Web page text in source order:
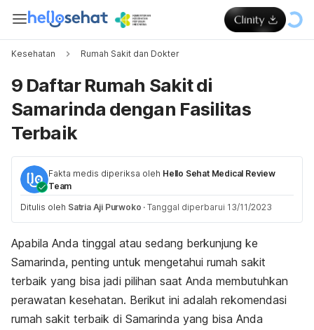
Kesehatan Rumah Sakit dan Dokter
9 Daftar Rumah Sakit di
Samarinda dengan Fasilitas
Terbaik
Fakta medis diperiksa oleh Hello Sehat Medical Review
Team
Ditulis oleh Satria Aji Purwoko · Tanggal diperbarui 13/11/2023
Apabila Anda tinggal atau sedang berkunjung ke
Samarinda, penting untuk mengetahui rumah sakit
terbaik yang bisa jadi pilihan saat Anda membutuhkan
perawatan kesehatan. Berikut ini adalah rekomendasi
rumah sakit terbaik di Samarinda yang bisa Anda